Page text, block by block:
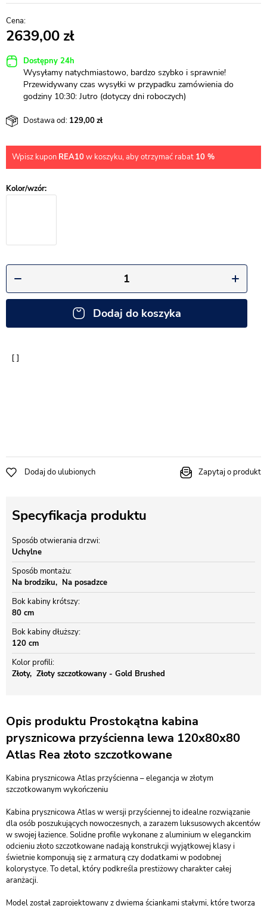
2639,00
Dostępny 24h
Wysyłamy natychmiastowo, bardzo szybko i sprawnie!
Przewidywany czas wysyłki w przypadku zamówienia do
godziny 10:30: Jutro (dotyczy dni roboczych)
Dostawa od: 129,00
Wpisz kupon REA10w koszyku, aby otrzymać rabat 10 %
Dodaj do koszyka
Dodaj do ulubionych Zapytaj o produkt
Specyfikacja produktu
Sposób otwierania drzwi
Uchylne
Sposób montażu
Na brodziku
Na posadzce
Bok kabiny krótszy
80 cm
Bok kabiny dłuższy
120 cm
Kolor profili
Złoty
Złoty szczotkowany - Gold Brushed
Opis produktu Prostokątna kabina
prysznicowa przyścienna lewa 120x80x80
Atlas Rea złoto szczotkowane
Kabina prysznicowa Atlas przyścienna – elegancja w złotym
szczotkowanym wykończeniu
Kabina prysznicowa Atlas w wersji przyściennej to idealne rozwiązanie
dla osób poszukujących nowoczesnych, a zarazem luksusowych akcentów
w swojej łazience. Solidne profile wykonane z aluminium w eleganckim
odcieniu złoto szczotkowane nadają konstrukcji wyjątkowej klasy i
świetnie komponują się z armaturą czy dodatkami w podobnej
kolorystyce. To detal, który podkreśla prestiżowy charakter całej
aranżacji.
Model został zaprojektowany z dwiema ściankami stałymi, które tworzą